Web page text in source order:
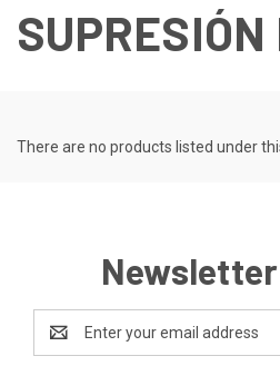
There are no products listed under
Address